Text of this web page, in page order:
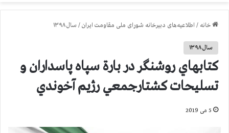
خانه / اطلاعیه‌های دبیرخانه شورای ملی مقاومت ایران/ سال ۱۳۹۸
سال ۱۳۹۸
كتابهاي روشنگر در بارة سپاه پاسداران و
تسليحات كشتارجمعي رژيم آخوندي
5 می 2019